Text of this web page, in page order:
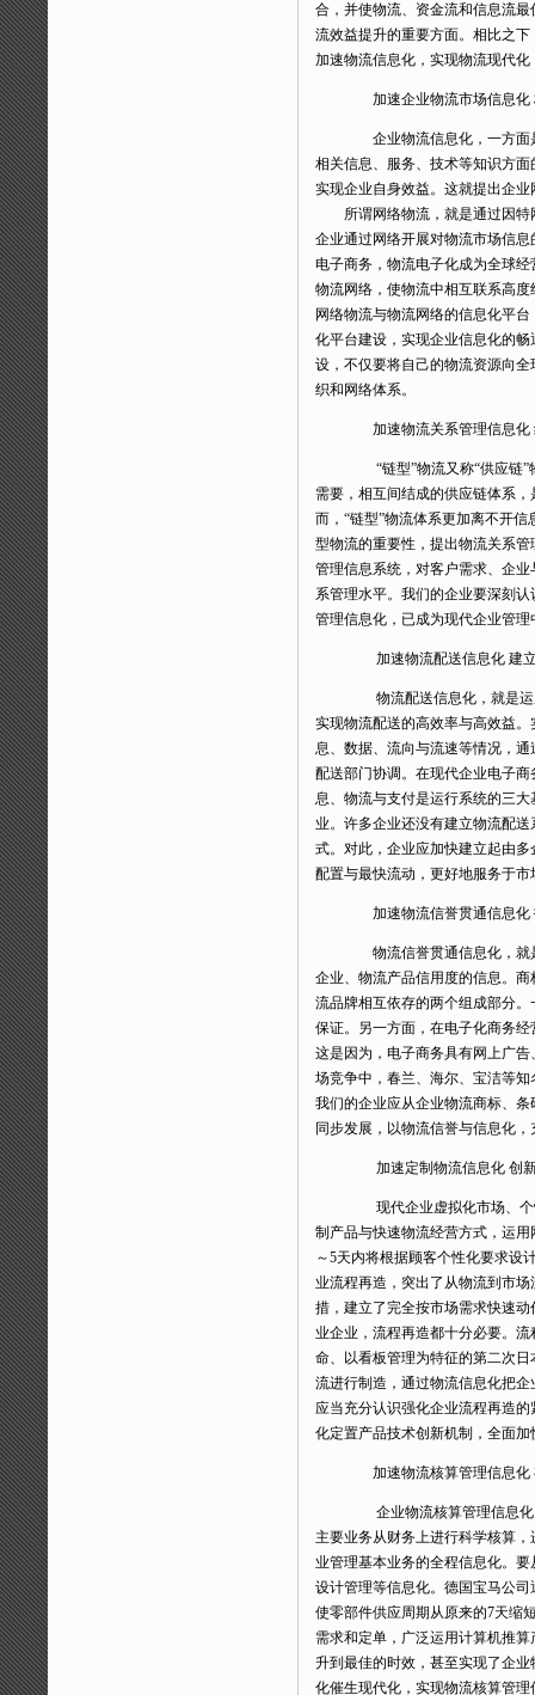
合，并使物流、资金流和信息流
流效益提升的重要方面。相比之
加速物流信息化，实现物流现
加速企业物流市场信息
企业物流信息化，一方面
相关信息、服务、技术等知识方
实现企业自身效益。这就提出企
所谓网络物流，就是通过因特
企业通过网络开展对物流市场信
电子商务，物流电子化成为全球
物流网络，使物流中相互联系高
网络物流与物流网络的信息化平
化平台建设，实现企业信息化的
设，不仅要将自己的物流资源向
织和网络体系。
加速物流关系管理信息化
“链型”物流又称“供应链”
需要，相互间结成的供应链体系
而，“链型”物流体系更加离不开
型物流的重要性，提出物流关系
管理信息系统，对客户需求、企
系管理水平。我们的企业要深刻
管理信息化，已成为现代企业管理
加速物流配送信息化 建立
物流配送信息化，就是运
实现物流配送的高效率与高效益
息、数据、流向与流速等情况，
配送部门协调。在现代企业电子
息、物流与支付是运行系统的三
业。许多企业还没有建立物流配
式。对此，企业应加快建立起由
配置与最快流动，更好地服务于市
加速物流信誉贯通信息
物流信誉贯通信息化，就
企业、物流产品信用度的信息。
流品牌相互依存的两个组成部分
保证。另一方面，在电子化商务
这是因为，电子商务具有网上广
场竞争中，春兰、海尔、宝洁等
我们的企业应从企业物流商标、
同步发展，以物流信誉与信息化
加速定制物流信息化 创新
现代企业虚拟化市场、个
制产品与快速物流经营方式，运
～5天内将根据顾客个性化要求设
业流程再造，突出了从物流到市
措，建立了完全按市场需求快速
业企业，流程再造都十分必要。
命、以看板管理为特征的第二次
流进行制造，通过物流信息化把
应当充分认识强化企业流程再造
化定置产品技术创新机制，全面
加速物流核算管理信息化
企业物流核算管理信息化
主要业务从财务上进行科学核算
业管理基本业务的全程信息化。
设计管理等信息化。德国宝马公
使零部件供应周期从原来的7天缩
需求和定单，广泛运用计算机推
升到最佳的时效，甚至实现了企
化催生现代化，实现物流核算管